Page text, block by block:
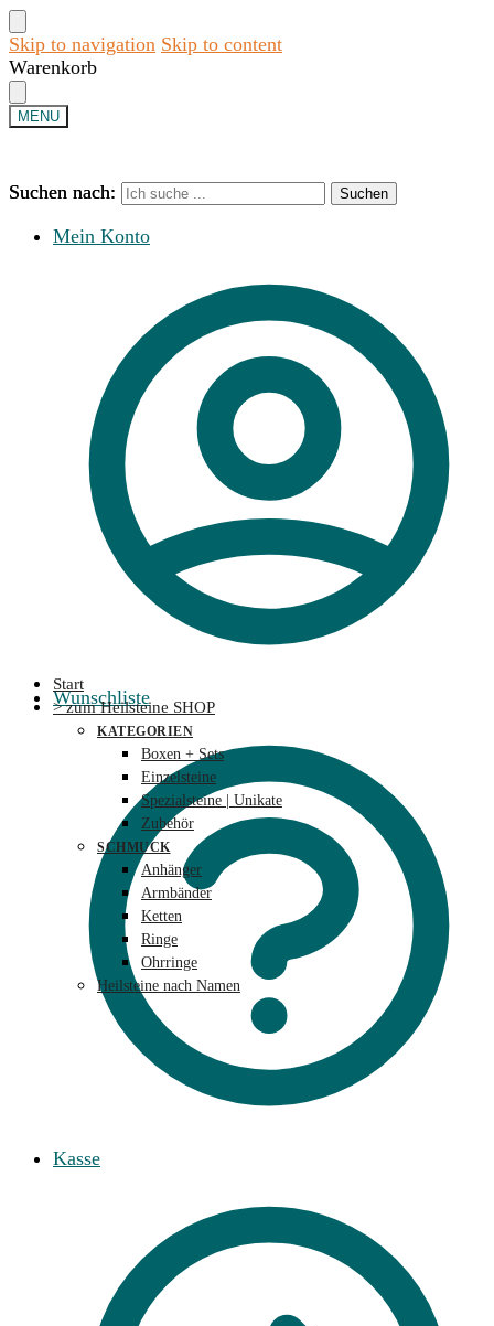
Skip to navigation Skip to content
Warenkorb
MENU
Suchen nach: Suchen
Mein Konto
Wunschliste
Kasse
Suchen nach: Suchen
Start
> zum Heilsteine SHOP
KATEGORIEN
Boxen + Sets
Einzelsteine
Spezialsteine | Unikate
Zubehör
SCHMUCK
Anhänger
Armbänder
Ketten
Ringe
Ohrringe
Heilsteine nach Namen